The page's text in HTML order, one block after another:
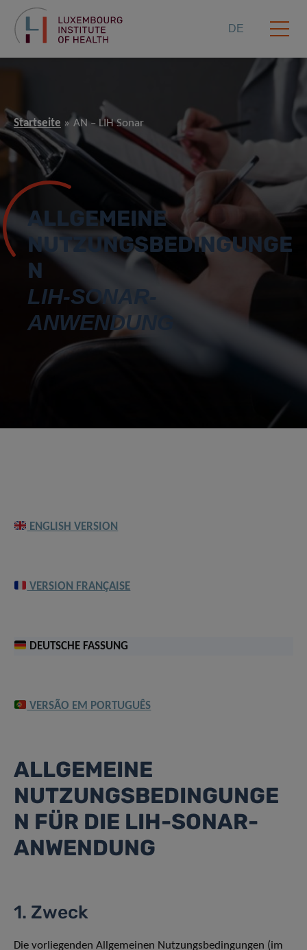
DE
Startseite AN – LIH Sonar
ALLGEMEINE
NUTZUNGSBEDINGUNGE
N
LIH-SONAR-
ANWENDUNG
ENGLISH VERSION
VERSION FRANÇAISE
DEUTSCHE FASSUNG
VERSÃO EM PORTUGUÊS
ALLGEMEINE
NUTZUNGSBEDINGUNGE
N FÜR DIE LIH-SONAR-
ANWENDUNG
1. Zweck
Die vorliegenden Allgemeinen Nutzungsbedingungen (im